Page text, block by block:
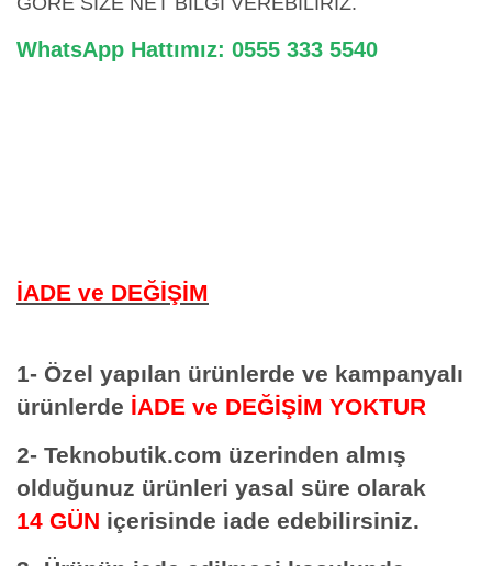
WhatsApp Hattımız: 0555 333 5540
İADE ve DEĞİŞİM
1- Özel yapılan ürünlerde ve kampanyalı
ürünlerde İADE ve DEĞİŞİM YOKTUR
2- Teknobutik.com üzerinden almış
olduğunuz ürünleri yasal süre olarak
14 GÜN içerisinde iade edebilirsiniz.